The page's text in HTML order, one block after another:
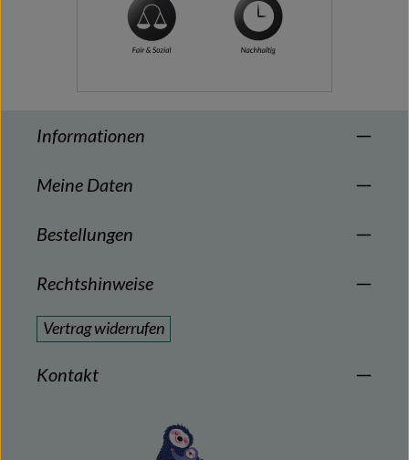
Informationen
Meine Daten
Bestellungen
Rechtshinweise
Vertrag widerrufen
Kontakt